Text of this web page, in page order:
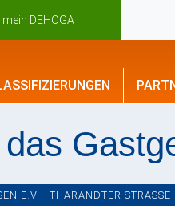
mein DEHOGA
E.V. · THARANDTER